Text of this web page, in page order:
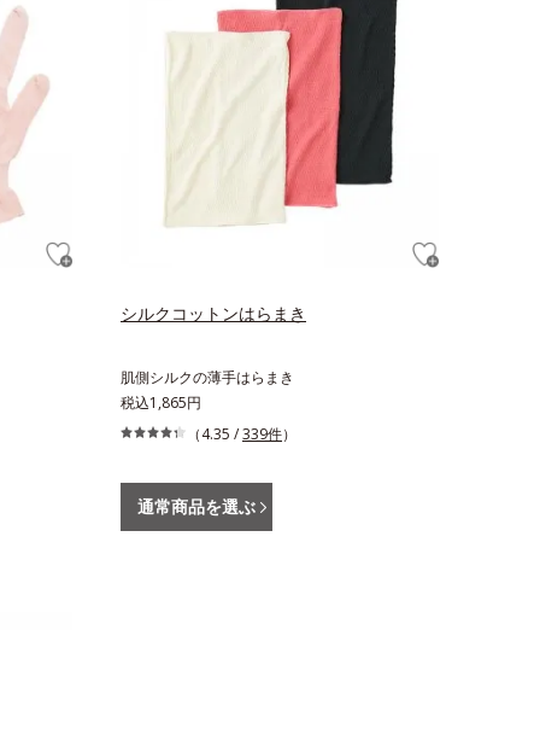
シルクコットンはらまき
肌側シルクの薄手はらまき
税込1,865円
（4.35 /339件）
通常商品を選ぶ